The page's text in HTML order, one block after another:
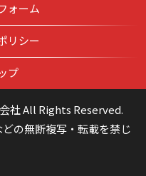
ォーム
リシー
プ
社 All Rights Reserved.
どの無断複写・転載を禁じ